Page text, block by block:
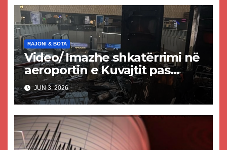
RAJONI & BOTA
Video/ Imazhe shkatërrimi në
aeroportin e Kuvajtit pas
sulmit iranian, një i vdekur
dhe shumë të plagosur
JUN 3, 2026